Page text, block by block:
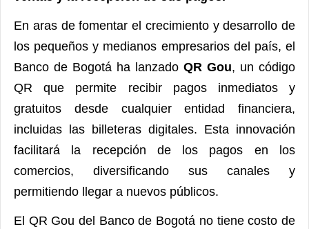
En aras de fomentar el crecimiento y desarrollo de
los pequeños y medianos empresarios del país, el
Banco de Bogotá ha lanzado QR Gou, un código
QR que permite recibir pagos inmediatos y
gratuitos desde cualquier entidad financiera,
incluidas las billeteras digitales. Esta innovación
facilitará la recepción de los pagos en los
comercios, diversificando sus canales y
permitiendo llegar a nuevos públicos.
El QR Gou del Banco de Bogotá no tiene costo de